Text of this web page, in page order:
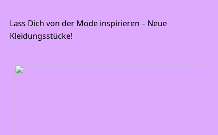
Lass Dich von der Mode inspirieren – Neue
Kleidungsstücke!